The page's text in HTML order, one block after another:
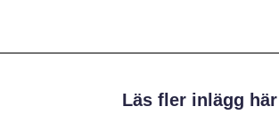
Läs fler inlägg här